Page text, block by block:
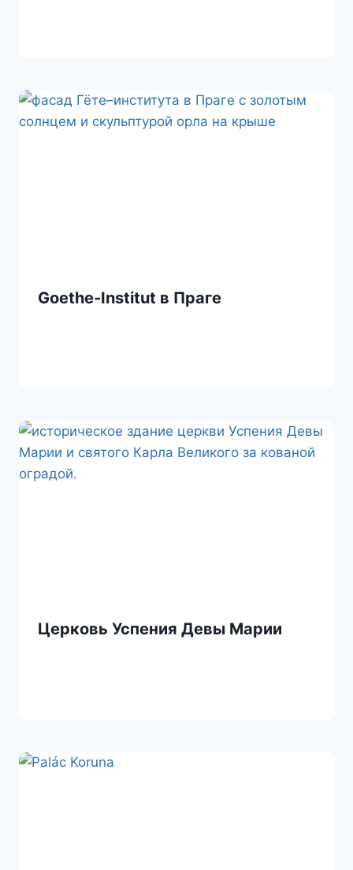
Goethe-Institut в Праге
Церковь Успения Девы Марии